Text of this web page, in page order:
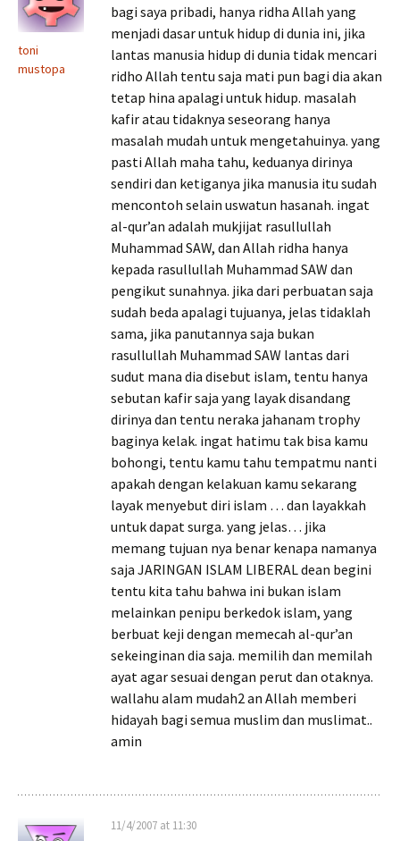
toni
mustopa
bagi saya pribadi, hanya ridha Allah yang
menjadi dasar untuk hidup di dunia ini, jika
lantas manusia hidup di dunia tidak mencari
ridho Allah tentu saja mati pun bagi dia akan
tetap hina apalagi untuk hidup. masalah
kafir atau tidaknya seseorang hanya
masalah mudah untuk mengetahuinya. yang
pasti Allah maha tahu, keduanya dirinya
sendiri dan ketiganya jika manusia itu sudah
mencontoh selain uswatun hasanah. ingat
al-qur’an adalah mukjijat rasullullah
Muhammad SAW, dan Allah ridha hanya
kepada rasullullah Muhammad SAW dan
pengikut sunahnya. jika dari perbuatan saja
sudah beda apalagi tujuanya, jelas tidaklah
sama, jika panutannya saja bukan
rasullullah Muhammad SAW lantas dari
sudut mana dia disebut islam, tentu hanya
sebutan kafir saja yang layak disandang
dirinya dan tentu neraka jahanam trophy
baginya kelak. ingat hatimu tak bisa kamu
bohongi, tentu kamu tahu tempatmu nanti
apakah dengan kelakuan kamu sekarang
layak menyebut diri islam … dan layakkah
untuk dapat surga. yang jelas… jika
memang tujuan nya benar kenapa namanya
saja JARINGAN ISLAM LIBERAL dean begini
tentu kita tahu bahwa ini bukan islam
melainkan penipu berkedok islam, yang
berbuat keji dengan memecah al-qur’an
sekeinginan dia saja. memilih dan memilah
ayat agar sesuai dengan perut dan otaknya.
wallahu alam mudah2 an Allah memberi
hidayah bagi semua muslim dan muslimat..
amin
11/4/2007 at 11:30